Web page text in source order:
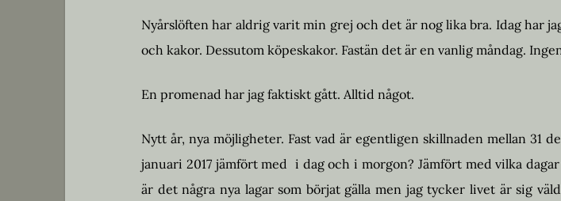
Nyårslöften har aldrig varit min grej och det är nog lika bra. Idag har
och kakor. Dessutom köpeskakor. Fastän det är en vanlig måndag.
En promenad har jag faktiskt gått. Alltid något.
Nytt år, nya möjligheter. Fast vad är egentligen skillnaden mellan 31
januari 2017 jämfört med i dag och i morgon? Jämfört med vilka dagar
är det några nya lagar som börjat gälla men jag tycker livet är sig